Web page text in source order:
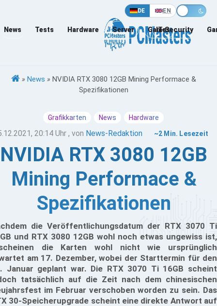
DE EN
News Tests Hardware Server Games
IT-Security
» News » NVIDIA RTX 3080 12GB Mining Performace &
Spezifikationen
Grafikkarten News Hardware
20:14 Uhr , von News-Redaktion ~2 Min. Lesezeit
NVIDIA RTX 3080 12GB
Mining Performace &
Spezifikationen
die Veröffentlichungsdatum der RTX 3070 Ti
und RTX 3080 12GB wohl noch etwas ungewiss ist,
die Karten wohl nicht wie ursprünglich
am 17. Dezember, wobei der Starttermin für den
Januar geplant war. Die RTX 3070 Ti 16GB scheint
tatsächlich auf die Zeit nach dem chinesischen
im Februar verschoben worden zu sein. Das
30-Speicherupgrade scheint eine direkte Antwort auf